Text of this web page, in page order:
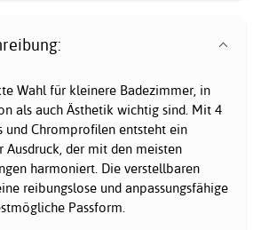
Wahl für kleinere Badezimmer, in
als auch Ästhetik wichtig sind. Mit 4
und Chromprofilen entsteht ein
der mit den meisten
harmoniert. Die verstellbaren
reibungslose und anpassungsfähige
Passform.